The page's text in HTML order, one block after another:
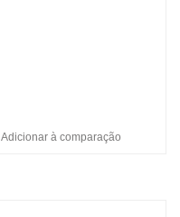
Adicionar à comparação